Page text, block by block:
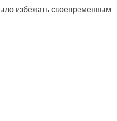
избежать своевременным